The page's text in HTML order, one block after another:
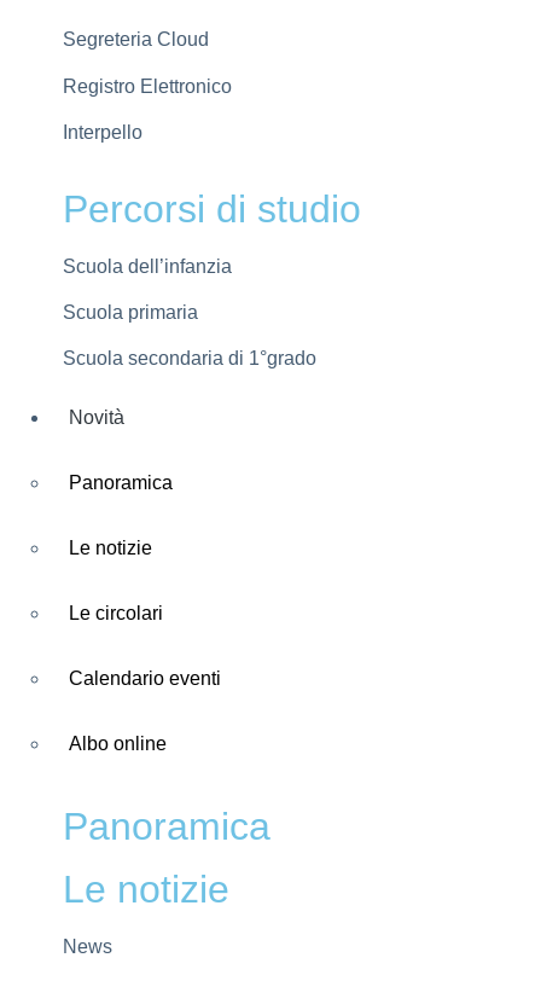
Segreteria Cloud
Registro Elettronico
Interpello
Percorsi di studio
Scuola dell’infanzia
Scuola primaria
Scuola secondaria di 1°grado
Novità
Panoramica
Le notizie
Le circolari
Calendario eventi
Albo online
Panoramica
Le notizie
News